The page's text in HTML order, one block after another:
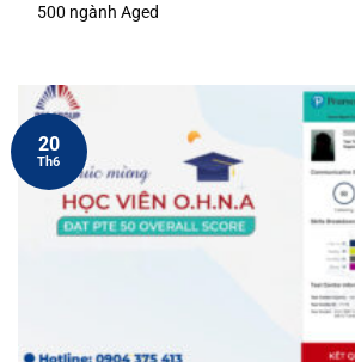
500 ngành Aged
20
Th6